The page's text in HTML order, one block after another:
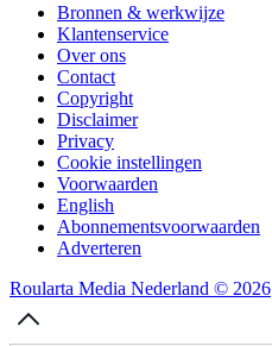
Bronnen & werkwijze
Klantenservice
Over ons
Contact
Copyright
Disclaimer
Privacy
Cookie instellingen
Voorwaarden
English
Abonnementsvoorwaarden
Adverteren
Roularta Media Nederland © 2026